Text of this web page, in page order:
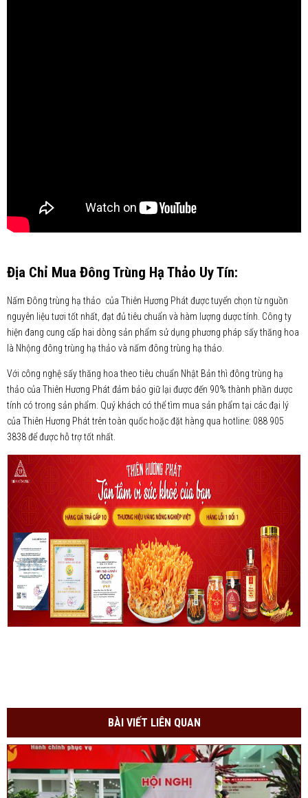
Địa Chỉ Mua Đông Trùng Hạ Thảo Uy Tín:
Nấm Đông trùng hạ thảo của Thiên Hương Phát được tuyển chọn từ nguồn
nguyên liệu tươi tốt nhất, đạt đủ tiêu chuẩn và hàm lượng dược tính. Công ty
hiện đang cung cấp hai dòng sản phẩm sử dụng phương pháp sấy thăng hoa
là Nhộng đông trùng hạ thảo và nấm đông trùng hạ thảo.
Với công nghệ sấy thăng hoa theo tiêu chuẩn Nhật Bản thì đông trùng hạ
thảo của Thiên Hương Phát đảm bảo giữ lại được đến 90% thành phần dược
tính có trong sản phẩm. Quý khách có thể tìm mua sản phẩm tại các đại lý
của Thiên Hương Phát trên toàn quốc hoặc đặt hàng qua hotline: 088 905
3838 để được hỗ trợ tốt nhất.
BÀI VIẾT LIÊN QUAN